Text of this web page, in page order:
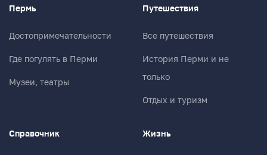
Пермь
Достопримечательности
Где погулять в Перми
Музеи, театры
Путешествия
Все путешествия
История Перми и не
только
Отдых и туризм
Справочник Жизнь